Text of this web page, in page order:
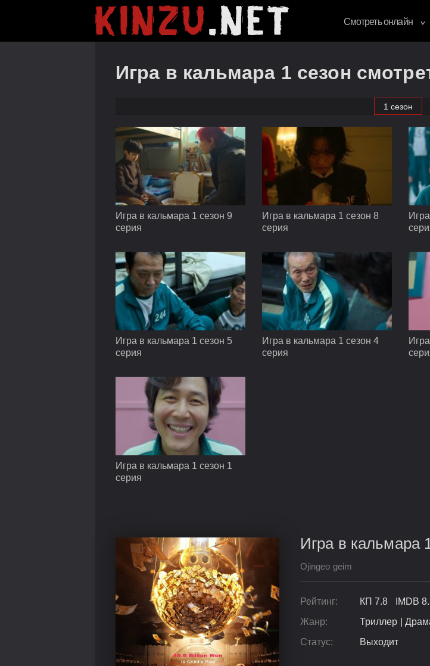
Смотреть онлайн
Игра в кальмара 1 сезон
1 сезон
Игра в кальмара 1 сезон 9
серия
Игра в кальмара 1 сезон 8
серия
Игра в кальмара 1 сезон 5
серия
Игра в кальмара 1 сезон 4
серия
Игра в кальмара 1 сезон 1
серия
Игра в кальмара
Ojingeo geim
Рейтинг:
КП 7.8 IMDB
Жанр:
Триллер |
Статус:
Выходит